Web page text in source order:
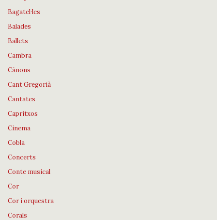
Bagatel·les
Balades
Ballets
Cambra
Cànons
Cant Gregorià
Cantates
Capritxos
Cinema
Cobla
Concerts
Conte musical
Cor
Cor i orquestra
Corals